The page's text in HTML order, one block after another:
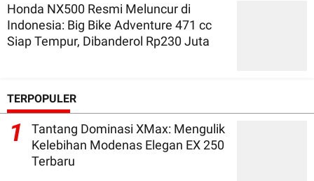
Honda NX500 Resmi Meluncur di
Indonesia: Big Bike Adventure 471 cc
Siap Tempur, Dibanderol Rp230 Juta
TERPOPULER
1
Tantang Dominasi XMax: Mengulik
Kelebihan Modenas Elegan EX 250
Terbaru